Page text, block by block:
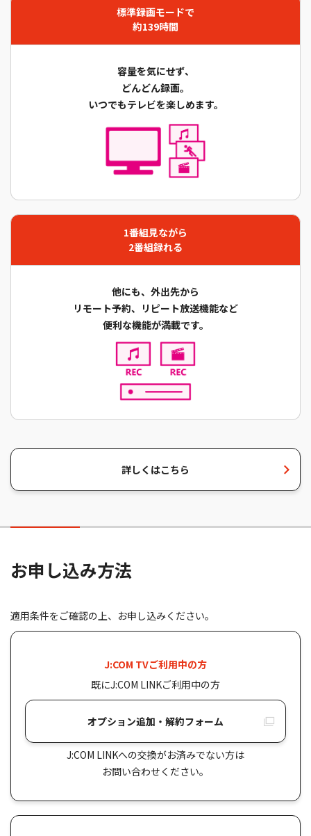
標準録画モードで
約139時間
容量を気にせず、
どんどん録画。
いつでもテレビを楽しめます。
1番組⾒ながら
2番組録れる
他にも、外出先から
リモート予約、リピート放送機能など
便利な機能が満載です。
詳しくはこちら
お申し込み⽅法
適⽤条件をご確認の上、お申し込みください。
J:COM TVご利⽤中の⽅
既にJ:COM LINKご利⽤中の⽅
オプション追加・解約フォーム
J:COM LINKへの交換がお済みでない⽅は
お問い合わせください。